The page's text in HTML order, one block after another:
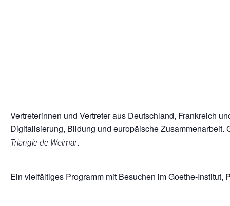
Vertreterinnen und Vertreter aus Deutschland, Frankreich
Digitalisierung, Bildung und europäische
Triangle de Weimar.
Ein vielfältiges Programm mit Besuchen im Goethe-